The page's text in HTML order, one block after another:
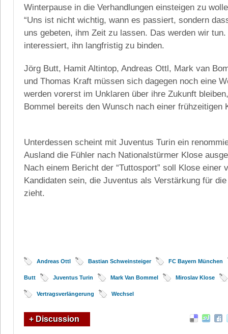
Winterpause in die Verhandlungen einsteigen zu
“Uns ist nicht wichtig, wann es passiert, sondern
uns gebeten, ihm Zeit zu lassen. Das werden wir
interessiert, ihn langfristig zu binden.
Jörg Butt, Hamit Altintop, Andreas Ottl, Mark van
und Thomas Kraft müssen sich dagegen noch eine
werden vorerst im Unklaren über ihre Zukunft
Bommel bereits den Wunsch nach einer frühzeitigen
Unterdessen scheint mit Juventus Turin ein
Ausland die Fühler nach Nationalstürmer Klose
Nach einem Bericht der “Tuttosport” soll Klose einer
Kandidaten sein, die Juventus als Verstärkung für
zieht.
Andreas Ottl Bastian Schweinsteiger FC Bayern München
Butt Juventus Turin Mark Van Bommel Miroslav Klose
Vertragsverlängerung Wechsel
+ Discussion